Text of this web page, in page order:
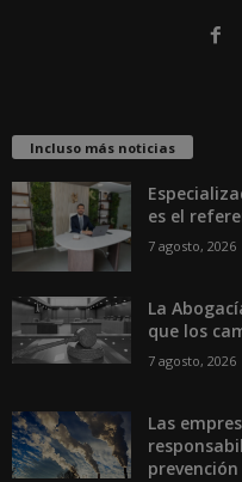
Incluso más noticias
es el
7 agosto, 2026
La
que los
7 agosto, 2026
Las